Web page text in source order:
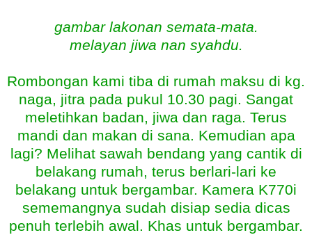
gambar lakonan semata-mata.
melayan jiwa nan syahdu.
Rombongan kami tiba di rumah maksu di kg.
naga, jitra pada pukul 10.30 pagi. Sangat
meletihkan badan, jiwa dan raga. Terus
mandi dan makan di sana. Kemudian apa
lagi? Melihat sawah bendang yang cantik di
belakang rumah, terus berlari-lari ke
belakang untuk bergambar. Kamera K770i
sememangnya sudah disiap sedia dicas
penuh terlebih awal. Khas untuk bergambar.